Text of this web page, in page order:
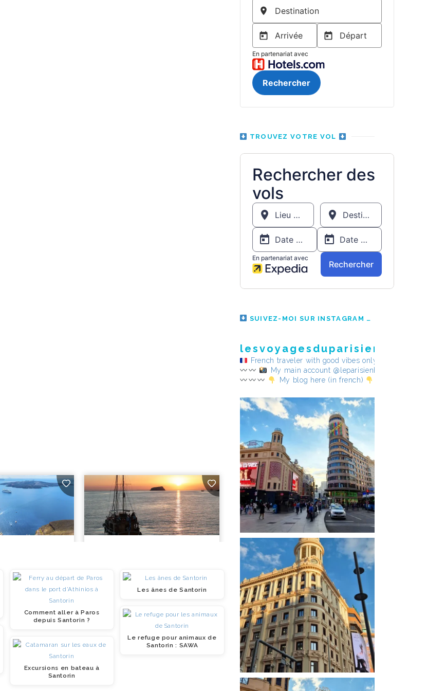
Comment aller à Paros
depuis Santorin ?
Excursions en bateau à
Santorin
Les ânes de Santorin
Le refuge pour animaux de
Santorin : SAWA
TROUVEZ VOTRE VOL
SUIVEZ-MOI SUR INSTAGRAM
French traveler with good vibes only
My main account @leparisienheureux
My blog here (in french)